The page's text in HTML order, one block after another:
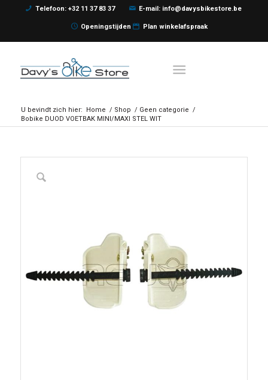
Telefoon: +32 11 37 83 37 E-mail: info@davysbikestore.be
Openingstijden Plan winkelafspraak
U bevindt zich hier: Home / Shop / Geen categorie /
Bobike DUOD VOETBAK MINI/MAXI STEL WIT